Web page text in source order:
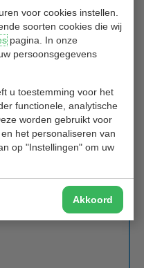
voor cookies instellen.
soorten cookies die wij
pagina. In onze
persoonsgegevens
u toestemming voor het
functionele, analytische
worden gebruikt voor
het personaliseren van
op "Instellingen" om uw
Akkoord
binnenkort overhandigd
winnen? Neem dan je
op Golfbaan Hitland. En
nog mooiere foto.